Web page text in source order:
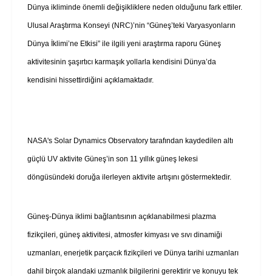
Dünya ikliminde önemli değişikliklere neden olduğunu fark ettiler.
Ulusal Araştırma Konseyi (NRC)’nin “Güneş’teki Varyasyonların
Dünya İklimi’ne Etkisi” ile ilgili yeni araştırma raporu Güneş
aktivitesinin şaşırtıcı karmaşık yollarla kendisini Dünya’da
kendisini hissettirdiğini açıklamaktadır.
NASA's Solar Dynamics Observatory tarafından kaydedilen altı
güçlü UV aktivite Güneş’in son 11 yıllık güneş lekesi
döngüsündeki doruğa ilerleyen aktivite artışını göstermektedir.
Güneş-Dünya iklimi bağlantısının açıklanabilmesi plazma
fizikçileri, güneş aktivitesi, atmosfer kimyası ve sıvı dinamiği
uzmanları, enerjetik parçacık fizikçileri ve Dünya tarihi uzmanları
dahil birçok alandaki uzmanlık bilgilerini gerektirir ve konuyu tek